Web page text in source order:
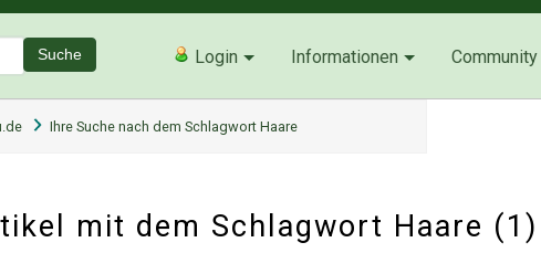
Suche Login Informationen Community
Ihre Suche nach dem Schlagwort Haare
mit dem Schlagwort Haare (1)